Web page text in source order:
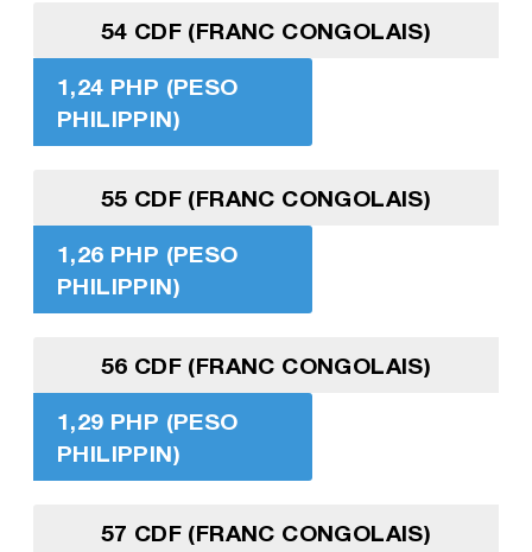
54 CDF (FRANC CONGOLAIS)
1,24 PHP (PESO
PHILIPPIN)
55 CDF (FRANC CONGOLAIS)
1,26 PHP (PESO
PHILIPPIN)
56 CDF (FRANC CONGOLAIS)
1,29 PHP (PESO
PHILIPPIN)
57 CDF (FRANC CONGOLAIS)